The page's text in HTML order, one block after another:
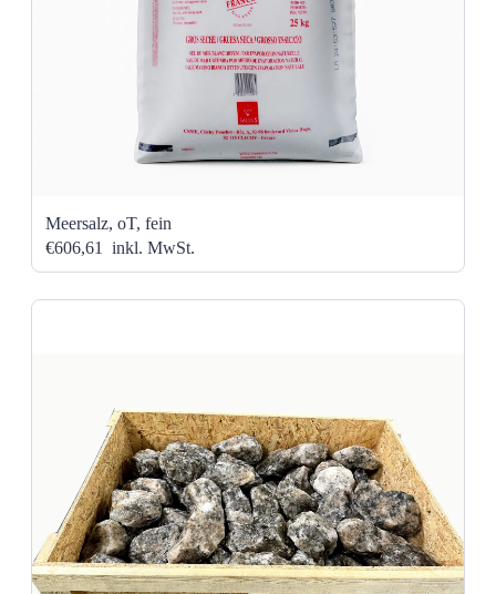
Meersalz, oT, fein
€606,61
inkl. MwSt.